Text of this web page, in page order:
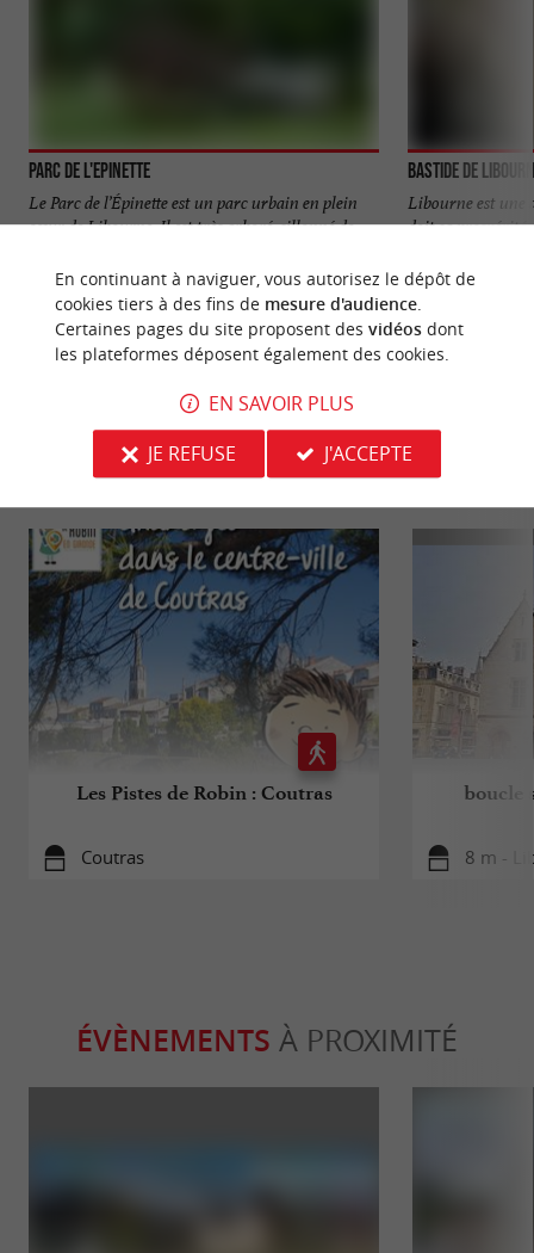
Parc de l'Epinette
Le Parc de l’Épinette est un parc urbain en plein
cœur de Libourne. Il est très arboré, sillonné de
867 m - Libourne
Bastide de
Libourne est une
doit sa prospérité
VOUS AIMEREZAUSSI
Les Pistes de Robin : Coutras
Coutras
boucle
8 m -
ÉVÈNEMENTS À PROXIMITÉ
En continuant à naviguer, vous autorisez le dépôt de
cookies tiers à des fins de mesure d'audience.
Certaines pages du site proposent des vidéosdont
les plateformes déposent également des cookies.
EN SAVOIR PLUS
JE REFUSE
J'ACCEPTE